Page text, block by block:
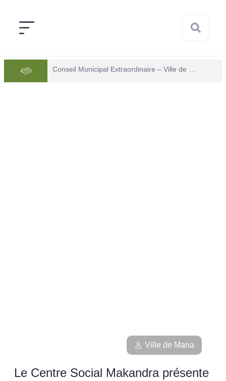
Ville de Mana
Le Centre Social Makandra présente